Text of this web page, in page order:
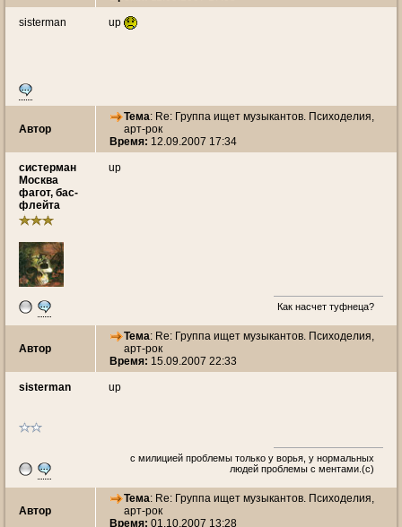
sisterman up
Автор
Тема: Re: Группа ищет музыкантов. Психоделия,
арт-рок
Время: 12.09.2007 17:34
систерман
Москва
фагот, бас-
флейта
up
Как насчет туфнеца?
Автор
Тема: Re: Группа ищет музыкантов. Психоделия,
арт-рок
Время: 15.09.2007 22:33
sisterman up
с милицией проблемы только у ворья, у нормальных
людей проблемы с ментами.(c)
Автор
Тема: Re: Группа ищет музыкантов. Психоделия,
арт-рок
Время: 01.10.2007 13:28